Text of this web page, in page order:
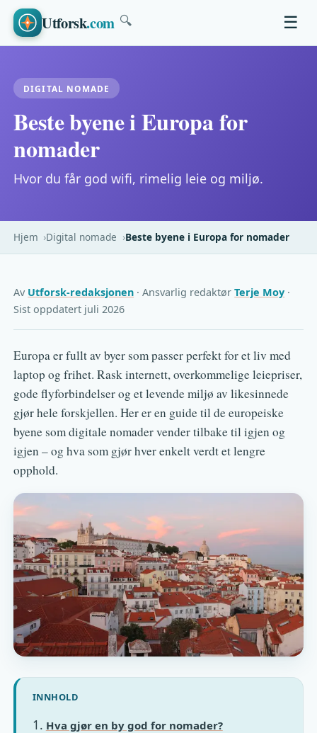
Utforsk.com 🔍 ☰
DIGITAL NOMADE
Beste byene i Europa for
nomader
Hvor du får god wifi, rimelig leie og miljø.
Hjem Digital nomade Beste byene i Europa for nomader
Av Utforsk-redaksjonen · Ansvarlig redaktørTerje Moy ·
Sist oppdatert juli 2026
Europa er fullt av byer som passer perfekt for et liv med
laptop og frihet. Rask internett, overkommelige leiepriser,
gode flyforbindelser og et levende miljø av likesinnede
gjør hele forskjellen. Her er en guide til de europeiske
byene som digitale nomader vender tilbake til igjen og
igjen – og hva som gjør hver enkelt verdt et lengre
opphold.
INNHOLD
Hva gjør en by god for nomader?